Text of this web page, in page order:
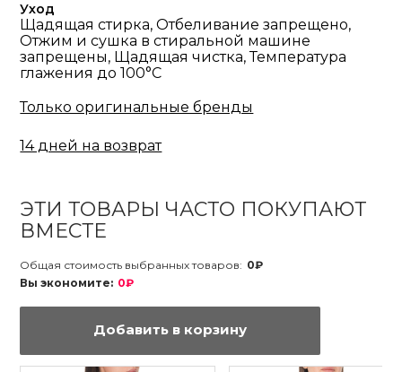
Уход
Щадящая стирка, Отбеливание запрещено,
Отжим и сушка в стиральной машине
запрещены, Щадящая чистка, Температура
глажения до 100°С
Только оригинальные бренды
14 дней на возврат
ЭТИ ТОВАРЫ ЧАСТО ПОКУПАЮТ
ВМЕСТЕ
Общая стоимость выбранных товаров: 0₽
Вы экономите: 0₽
Добавить в корзину